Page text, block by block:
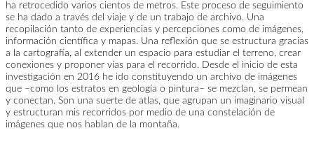
ha retrocedido varios cientos de metros. Este proceso de seguimiento
se ha dado a través del viaje y de un trabajo de archivo. Una
recopilación tanto de experiencias y percepciones como de imágenes,
información científica y mapas. Una reflexión que se estructura gracias
a la cartografía, al extender un espacio para estudiar el terreno, crear
conexiones y proponer vías para el recorrido. Desde el inicio de esta
investigación en 2016 he ido constituyendo un archivo de imágenes
que –como los estratos en geología o pintura– se mezclan, se permean
y conectan. Son una suerte de atlas, que agrupan un imaginario visual
y estructuran mis recorridos por medio de una constelación de
imágenes que nos hablan de la montaña.